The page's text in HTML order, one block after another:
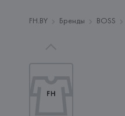
FH.BY Бренды BOSS